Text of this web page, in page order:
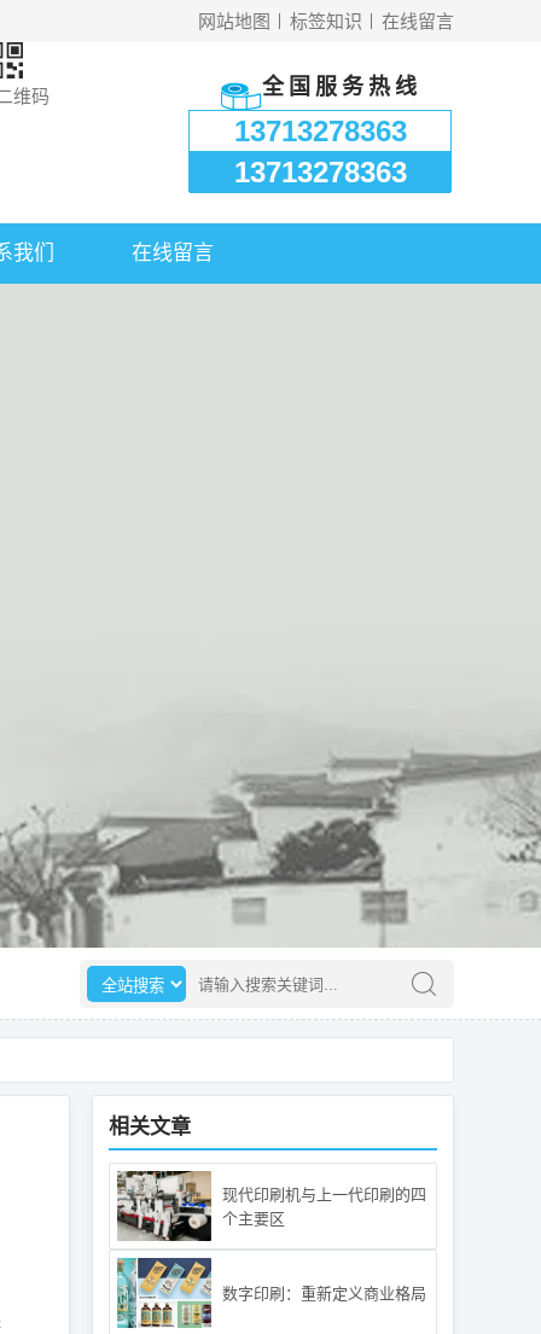
在线留言
标签知识
网站地图
维码 全国服务热线
13713278363
13713278363
我们 在线留言
选择搜索范围 请输入搜索关键词
相关文章
现代印刷机与上一代印刷的四
个主要区
数字印刷：重新定义商业格局